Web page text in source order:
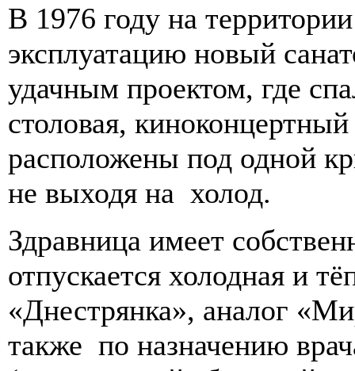
В 1976 году на
эксплуатацию новый
удачным проектом, где
столовая,
расположены под одной
не выходя на холод.
Здравница имеет
отпускается холодная и
«Днестрянка», аналог
также по назначению